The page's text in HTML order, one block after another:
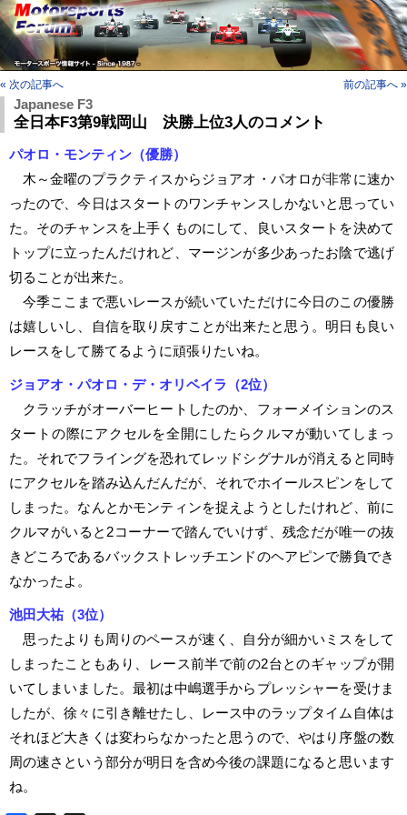
« 次の記事へ 前の記事へ »
Japanese F3
全日本F3第9戦岡山 決勝上位3人のコメント
パオロ・モンティン（優勝）
木～金曜のプラクティスからジョアオ・パオロが非常に速か
ったので、今日はスタートのワンチャンスしかないと思ってい
た。そのチャンスを上手くものにして、良いスタートを決めて
トップに立ったんだけれど、マージンが多少あったお陰で逃げ
切ることが出来た。
今季ここまで悪いレースが続いていただけに今日のこの優勝
は嬉しいし、自信を取り戻すことが出来たと思う。明日も良い
レースをして勝てるように頑張りたいね。
ジョアオ・パオロ・デ・オリベイラ（2位）
クラッチがオーバーヒートしたのか、フォーメイションのス
タートの際にアクセルを全開にしたらクルマが動いてしまっ
た。それでフライングを恐れてレッドシグナルが消えると同時
にアクセルを踏み込んだんだが、それでホイールスピンをして
しまった。なんとかモンティンを捉えようとしたけれど、前に
クルマがいると2コーナーで踏んでいけず、残念だが唯一の抜
きどころであるバックストレッチエンドのヘアピンで勝負でき
なかったよ。
池田大祐（3位）
思ったよりも周りのペースが速く、自分が細かいミスをして
しまったこともあり、レース前半で前の2台とのギャップが開
いてしまいました。最初は中嶋選手からプレッシャーを受けま
したが、徐々に引き離せたし、レース中のラップタイム自体は
それほど大きくは変わらなかったと思うので、やはり序盤の数
周の速さという部分が明日を含め今後の課題になると思います
ね。